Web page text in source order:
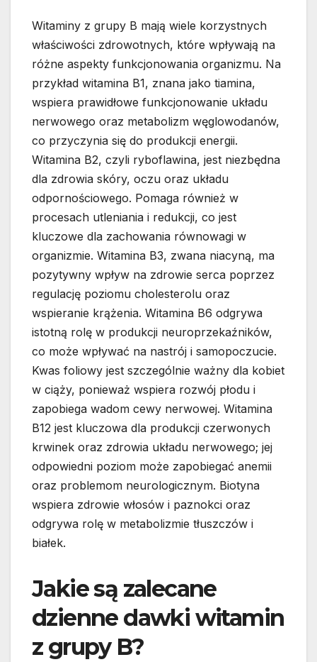
Witaminy z grupy B mają wiele korzystnych
właściwości zdrowotnych, które wpływają na
różne aspekty funkcjonowania organizmu. Na
przykład witamina B1, znana jako tiamina,
wspiera prawidłowe funkcjonowanie układu
nerwowego oraz metabolizm węglowodanów,
co przyczynia się do produkcji energii.
Witamina B2, czyli ryboflawina, jest niezbędna
dla zdrowia skóry, oczu oraz układu
odpornościowego. Pomaga również w
procesach utleniania i redukcji, co jest
kluczowe dla zachowania równowagi w
organizmie. Witamina B3, zwana niacyną, ma
pozytywny wpływ na zdrowie serca poprzez
regulację poziomu cholesterolu oraz
wspieranie krążenia. Witamina B6 odgrywa
istotną rolę w produkcji neuroprzekaźników,
co może wpływać na nastrój i samopoczucie.
Kwas foliowy jest szczególnie ważny dla kobiet
w ciąży, ponieważ wspiera rozwój płodu i
zapobiega wadom cewy nerwowej. Witamina
B12 jest kluczowa dla produkcji czerwonych
krwinek oraz zdrowia układu nerwowego; jej
odpowiedni poziom może zapobiegać anemii
oraz problemom neurologicznym. Biotyna
wspiera zdrowie włosów i paznokci oraz
odgrywa rolę w metabolizmie tłuszczów i
białek.
Jakie są zalecane
dzienne dawki witamin
z grupy B?